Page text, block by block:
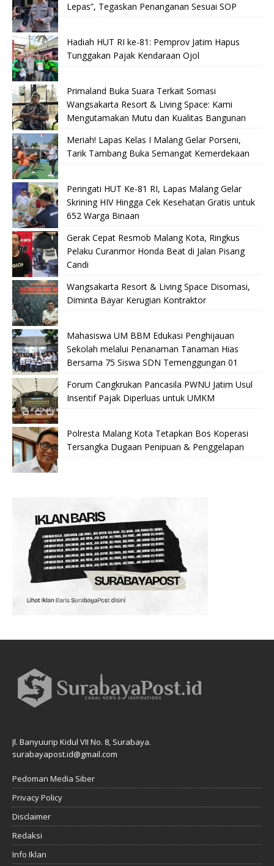
Lepas”, Tegaskan Penanganan Sesuai SOP
Hadiah HUT RI ke-81: Pemprov Jatim Hapus
Tunggakan Pajak Kendaraan Ojol
Primaland Buka Suara Terkait Somasi
Wangsakarta Resort & Living Space: Kami
Mengutamakan Mutu dan Kualitas Bangunan
Meriah! Lapas Kelas I Malang Gelar Porseni,
Tarik Tambang Buka Semangat Kemerdekaan
Peringati HUT Ke-81 RI, Lapas Malang Gelar
Skrining HIV Hingga Cek Kesehatan Gratis untuk
652 Warga Binaan
Gerak Cepat Resmob Malang Kota, Ringkus
Pelaku Curanmor Honda Beat di Jalan Pisang
Candi
Wangsakarta Resort & Living Space Disomasi,
Diminta Bayar Kerugian Kontraktor
Mahasiswa UM BBM Edukasi Penghijauan
Sekolah melalui Penanaman Tanaman Hias
Bersama 75 Siswa SDN Temenggungan 01
Forum Cangkrukan Pancasila PWNU Jatim Usul
Insentif Pajak Diperluas untuk UMKM
Polresta Malang Kota Tetapkan Bos Koperasi
Tersangka Dugaan Penipuan & Penggelapan
Jl. Banyuurip Kidul VII No. 8, Surabaya.
surabayapost.id@gmail.com
Pedoman Media Siber
Privacy Policy
Disclaimer
Redaksi
Info Iklan